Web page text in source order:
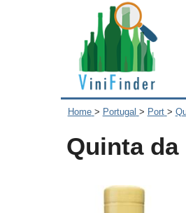
Home > Portugal > Port >
Quinta da